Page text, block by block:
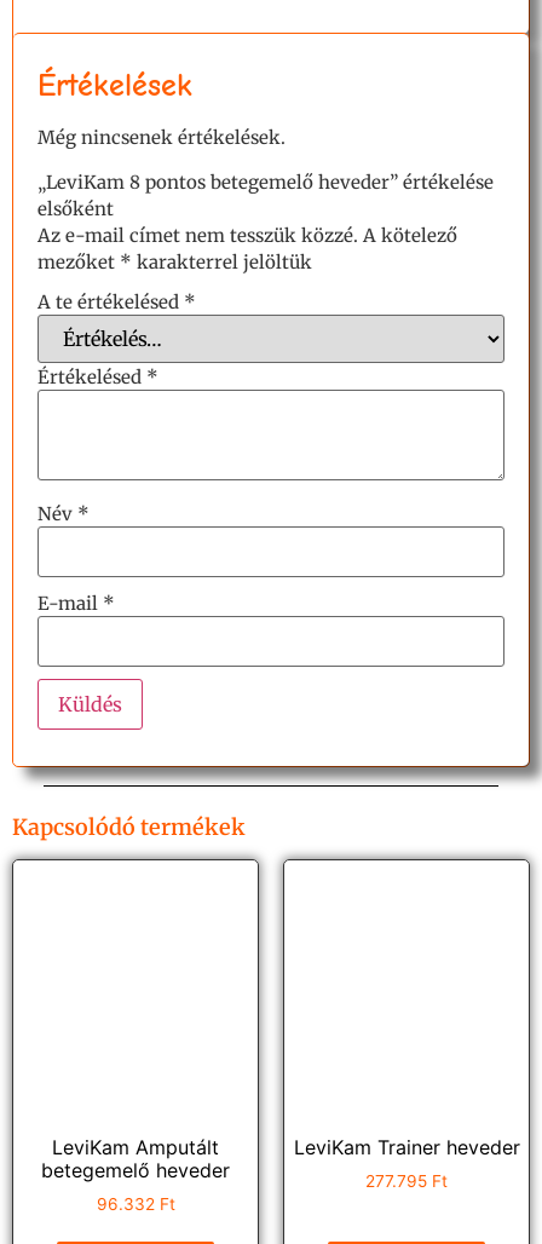
Értékelések
Még nincsenek értékelések.
„LeviKam 8 pontos betegemelő heveder” értékelése
elsőként
Az e-mail címet nem tesszük közzé. A kötelező
mezőket * karakterrel jelöltük
A te értékelésed *
Értékelésed *
Név *
E-mail *
Kapcsolódó termékek
LeviKam Amputált
betegemelő heveder
96.332 Ft
LeviKam Trainer heveder
277.795 Ft